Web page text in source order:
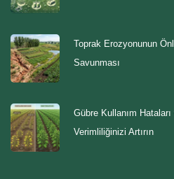
Toprak Erozyonunun
Savunması
Gübre Kullanım
Verimliliğinizi Artırın